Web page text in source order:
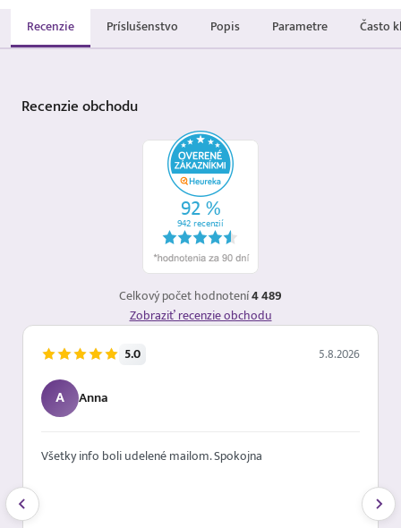
Recenzie Príslušenstvo Popis Parametre Často
Recenzieobchodu
Celkový počet hodnotení4 489
Zobraziť recenzie obchodu
5.0 5.8.2026
A Anna
Všetky info boli udelené mailom. Spokojna